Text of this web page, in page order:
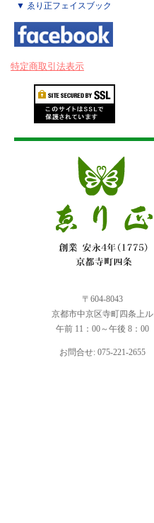
▼ ゑり正フェイスブック
特定商取引法表示
〒604-8043
京都市中京区寺町四条上ル
午前 11：00～午後 8：00
お問合せ: 075-221-2655